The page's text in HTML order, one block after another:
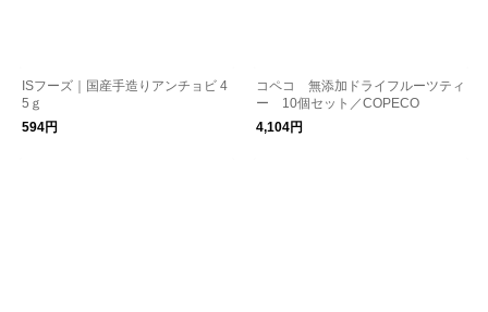
ISフーズ｜国産手造りアンチョビ 4
5ｇ
594円
コペコ 無添加ドライフルーツティ
ー 10個セット／COPECO
4,104円